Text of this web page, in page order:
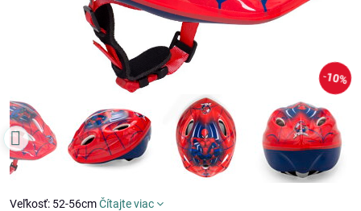
10%
Veľkosť: 52-56cmČítajte viac